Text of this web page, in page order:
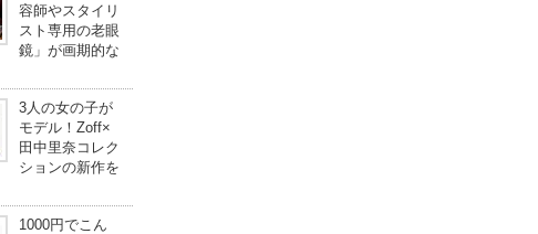
容師やスタイリ
スト専用の老眼
鏡」が画期的な
3人の女の子が
モデル！Zoff×
田中里奈コレク
ションの新作を
1000円でこん